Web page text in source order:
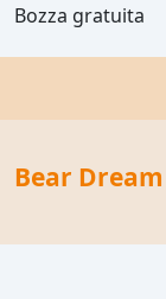
Bozza gratuita
Bear Dream